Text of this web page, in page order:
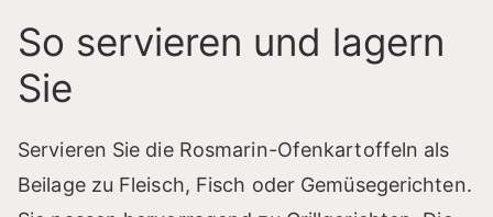
So servieren und lagern
Sie
Servieren Sie die Rosmarin-Ofenkartoffeln als
Beilage zu Fleisch, Fisch oder Gemüsegerichten.